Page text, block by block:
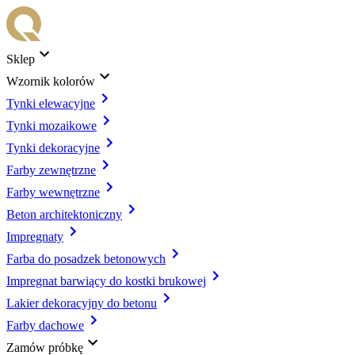
Sklep
Wzornik kolorów
Tynki elewacyjne
Tynki mozaikowe
Tynki dekoracyjne
Farby zewnętrzne
Farby wewnętrzne
Beton architektoniczny
Impregnaty
Farba do posadzek betonowych
Impregnat barwiący do kostki brukowej
Lakier dekoracyjny do betonu
Farby dachowe
Zamów próbkę